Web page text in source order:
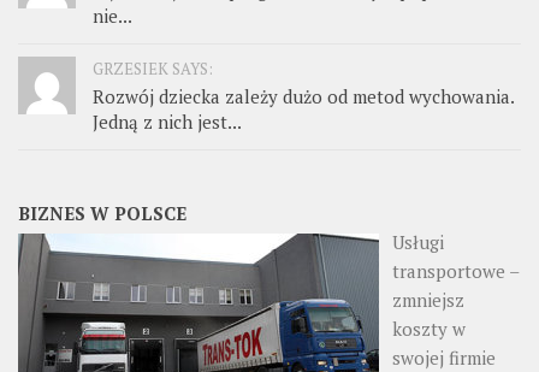
nie...
GRZESIEK SAYS:
Rozwój dziecka zależy dużo od metod wychowania.
Jedną z nich jest...
BIZNES W POLSCE
Usługi
transportowe –
zmniejsz
koszty w
swojej firmie